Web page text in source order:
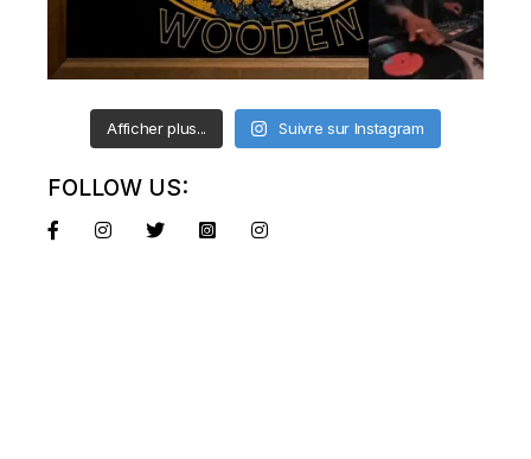
Afficher plus... Suivre sur Instagram
FOLLOW US: